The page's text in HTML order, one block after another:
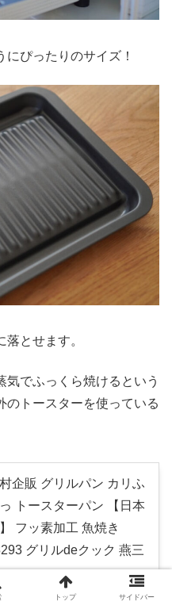
ぴったりのサイズ！
とせます。
でふっくら焼けるという
のトースターを使っている
企販 グリルパン カリふ
トースターパン 【日本
フッ素加工 魚焼き
グリルdeクック 燕三
by
トップ サイドバー